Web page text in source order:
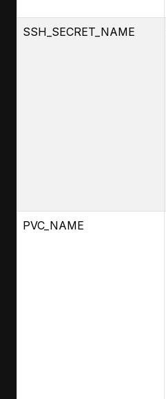
SSH_SECRET_NAME
PVC_NAME